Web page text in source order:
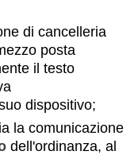
di cancelleria
posta
il testo
dispositivo;
la comunicazione
dell'ordinanza, al